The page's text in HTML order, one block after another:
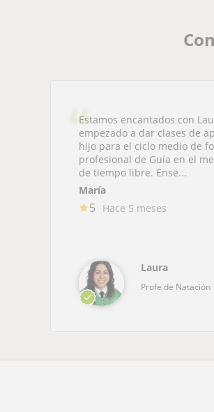
Estamos encantados con
empezado a dar clases de
hijo para el ciclo medio de
profesional de Guía en el
de tiempo libre. Ense...
María
5 Hace 5 meses
Laura
Profe de Natación